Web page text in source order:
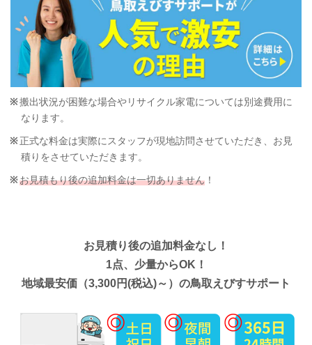
搬出状況が困難な場合やリサイクル家電については別途費用に
なります。
正式な料金は実際にスタッフが現地訪問させていただき、お見
積りをさせていただきます。
お見積もり後の追加料金は一切ありません！
お見積り後の追加料金なし！
1点、少量からOK！
地域最安価（3,300円(税込)～）の鳥取えびすサポート